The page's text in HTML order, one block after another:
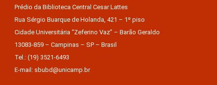
Prédio da Biblioteca Central Cesar Lattes
Rua Sérgio Buarque de Holanda, 421 – 1º piso
Cidade Universitária “Zeferino Vaz” – Barão Geraldo
13083-859 – Campinas – SP – Brasil
Tel.: (19) 3521-6493
E-mail: sbubd@unicamp.br